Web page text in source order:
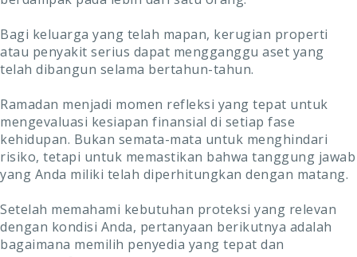
Bagi keluarga yang telah mapan, kerugian properti
atau penyakit serius dapat mengganggu aset yang
telah dibangun selama bertahun-tahun.
Ramadan menjadi momen refleksi yang tepat untuk
mengevaluasi kesiapan finansial di setiap fase
kehidupan. Bukan semata-mata untuk menghindari
risiko, tetapi untuk memastikan bahwa tanggung jawab
yang Anda miliki telah diperhitungkan dengan matang.
Setelah memahami kebutuhan proteksi yang relevan
dengan kondisi Anda, pertanyaan berikutnya adalah
bagaimana memilih penyedia yang tepat dan